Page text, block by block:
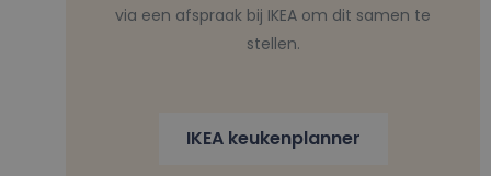
via een afspraak bij IKEA om dit samen te
stellen.
IKEA keukenplanner